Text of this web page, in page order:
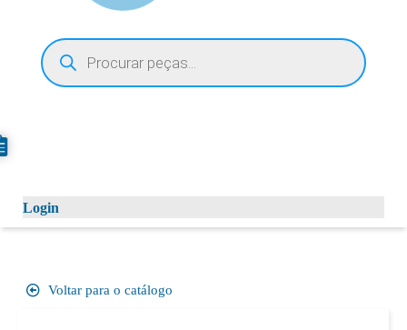
Login
Voltar para o catálogo